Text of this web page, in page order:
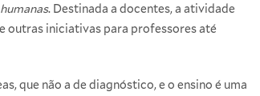
. Destinada a docentes, a atividade
outras iniciativas para professores até
que não a de diagnóstico, e o ensino é uma